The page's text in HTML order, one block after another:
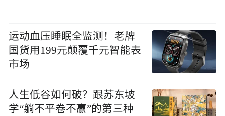
运动血压睡眠全监测！老牌
国货用199元颠覆千元智能表
市场
人生低谷如何破？跟苏东坡
学“躺不平卷不赢”的第三种